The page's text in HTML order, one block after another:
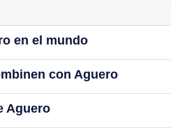
en el mundo
con Aguero
Aguero